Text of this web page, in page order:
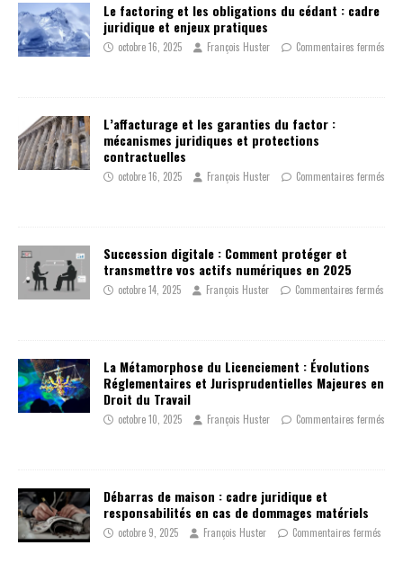
Le factoring et les obligations du cédant : cadre
juridique et enjeux pratiques
octobre 16, 2025 François Huster Commentaires fermés
L’affacturage et les garanties du factor :
mécanismes juridiques et protections
contractuelles
octobre 16, 2025 François Huster Commentaires fermés
Succession digitale : Comment protéger et
transmettre vos actifs numériques en 2025
octobre 14, 2025 François Huster Commentaires fermés
La Métamorphose du Licenciement : Évolutions
Réglementaires et Jurisprudentielles Majeures en
Droit du Travail
octobre 10, 2025 François Huster Commentaires fermés
Débarras de maison : cadre juridique et
responsabilités en cas de dommages matériels
octobre 9, 2025 François Huster Commentaires fermés